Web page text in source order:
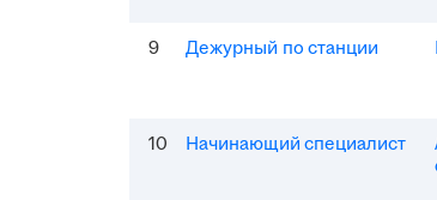
9 Дежурный по станции
10 Начинающий специалист